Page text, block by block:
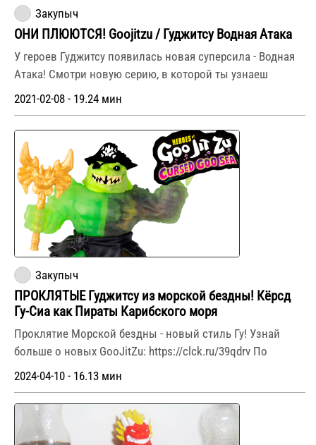
Закупыч
ОНИ ПЛЮЮТСЯ! Goojitzu / Гуджитсу Водная Атака
У героев Гуджитсу появилась новая суперсила - Водная
Атака! Смотри новую серию, в которой ты узнаеш
2021-02-08 - 19.24 мин
Закупыч
ПРОКЛЯТЫЕ Гуджитсу из морской бездны! Кёрсд
Гу-Сиа как Пираты Карибского моря
Проклятие Морской бездны - новый стиль Гу! Узнай
больше о новых GooJitZu: https://clck.ru/39qdrv По
2024-04-10 - 16.13 мин